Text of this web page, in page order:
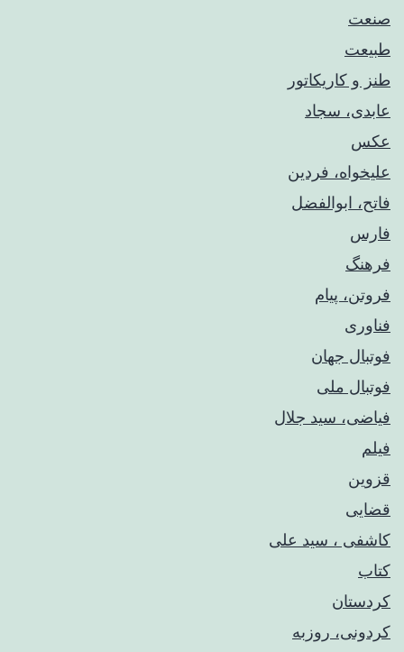
صنعت
طبیعت
طنز و کاریکاتور
عابدی، سجاد
عکس
علیخواه، فردین
فاتح، ابوالفضل
فارس
فرهنگ
فروتن، پیام
فناوری
فوتبال جهان
فوتبال ملی
فیاضی، سید جلال
فیلم
قزوین
قضایی
کاشفی ، سید علی
کتاب
کردستان
کردونی، روزبه